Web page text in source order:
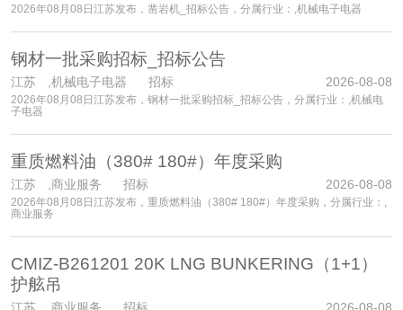
2026年08月08日江苏发布，凿岩机_招标公告，分属行业：,机械电子电器
钢材一批采购招标_招标公告
江苏 ,机械电子电器 招标 2026-08-08
2026年08月08日江苏发布，钢材一批采购招标_招标公告，分属行业：,机械电
子电器
重质燃料油（380# 180#）年度采购
江苏 ,商业服务 招标 2026-08-08
2026年08月08日江苏发布，重质燃料油（380# 180#）年度采购，分属行业：,
商业服务
CMIZ-B261201 20K LNG BUNKERING（1+1）
护舷吊
江苏 ,商业服务 招标 2026-08-08